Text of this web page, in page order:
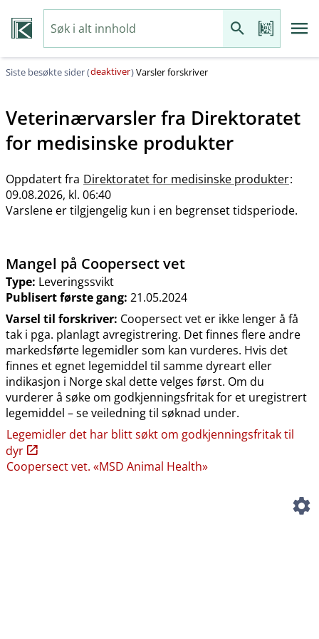
Siste besøkte sider (deaktiver)Varsler forskriver
Veterinærvarsler fra Direktoratet
for medisinske produkter
Oppdatert fra Direktoratet for medisinske produkter:
09.08.2026, kl. 06:40
Varslene er tilgjengelig kun i en begrenset tidsperiode.
Mangel på Coopersect vet
Type: Leveringssvikt
Publisert første gang: 21.05.2024
Varsel til forskriver: Coopersect vet er ikke lenger å få
tak i pga. planlagt avregistrering. Det finnes flere andre
markedsførte legemidler som kan vurderes. Hvis det
finnes et egnet legemiddel til samme dyreart eller
indikasjon i Norge skal dette velges først. Om du
vurderer å søke om godkjenningsfritak for et uregistrert
legemiddel – se veiledning til søknad under.
Legemidler det har blitt søkt om godkjenningsfritak til
dyr
Coopersect vet. «MSD Animal Health»